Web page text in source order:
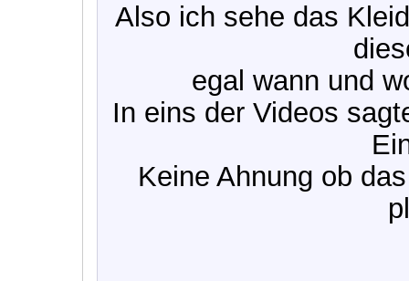
Also ich sehe das
egal wann und
In eins der Videos
Keine Ahnung ob